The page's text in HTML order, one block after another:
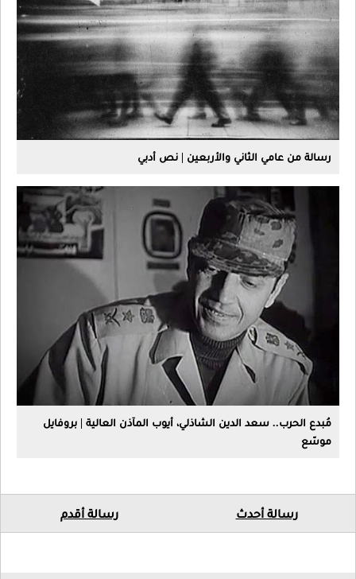
رسالة من عامي الثاني والأربعين | نص أدبي
مُبدع الحرب.. سعد الدين الشاذلي، أيوب المآذن العالية | بروفايل
موسّع
رسالة أحدث رسالة أقدم